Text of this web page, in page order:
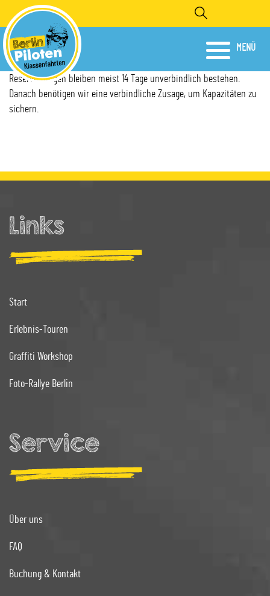
zum
Inhalt
Search
MENÜ
Reservierungen bleiben meist 14 Tage unverbindlich bestehen.
Danach benötigen wir eine verbindliche Zusage, um Kapazitäten zu
sichern.
Links
Start
Erlebnis-Touren
Graffiti Workshop
Foto-Rallye Berlin
Service
Über uns
FAQ
Buchung & Kontakt